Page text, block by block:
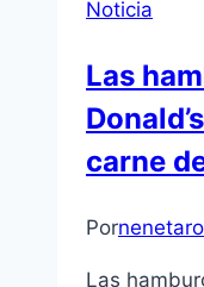
Noticia
Las
carne
Pornenetaro
Las